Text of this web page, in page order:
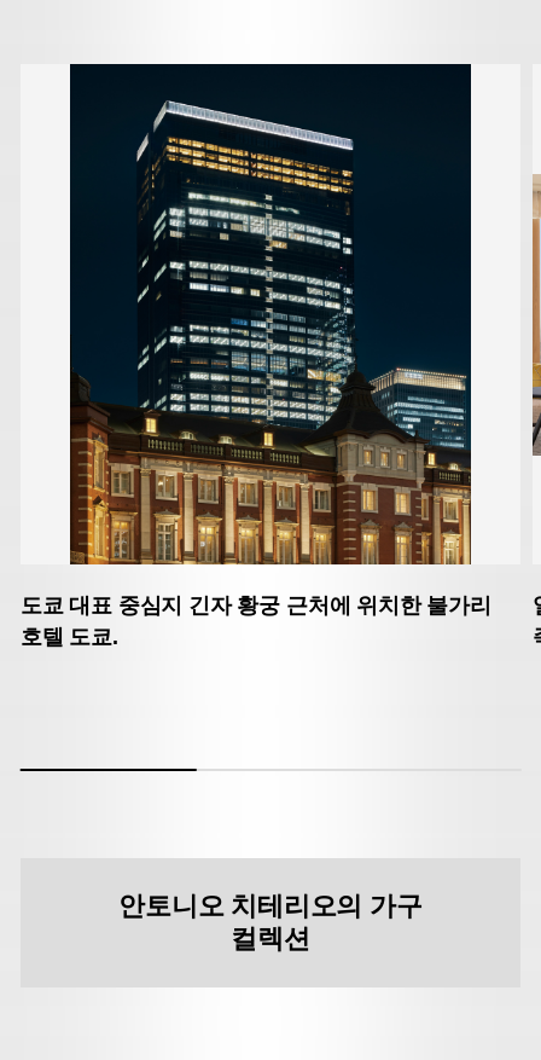
도쿄 대표 중심지 긴자 황궁 근처에 위치한 불가리
호텔 도쿄.
안토니오 치테리오의 가구
컬렉션